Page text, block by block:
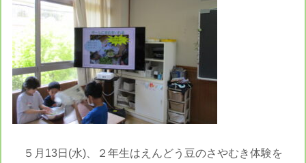
５月13日(水)、２年生はえんどう豆のさやむき体験を